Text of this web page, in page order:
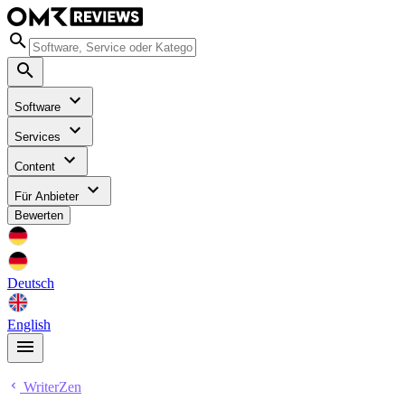
Software
Services
Content
Für Anbieter
Bewerten
Deutsch
English
WriterZen